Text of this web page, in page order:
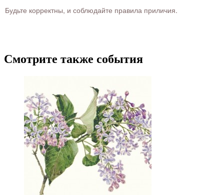
Будьте корректны, и соблюдайте правила приличия.
Смотрите также события